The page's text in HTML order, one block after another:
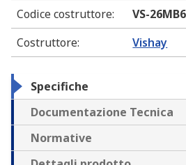
Codice costruttore:
VS-
Costruttore: Vishay
Specifiche
Documentazione Tecnica
Normative